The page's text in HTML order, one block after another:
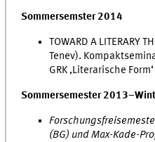
Sommersemster 2014
TOWARD A LITERARY
Tenev).
GRK ‚Literarische Form‘
Sommersemester 2013
(BG) und Max-Kade-